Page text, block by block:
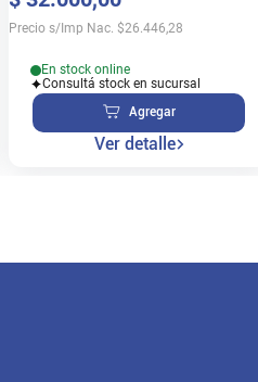
Precio s/Imp Nac. $26.446,28
En stock online
Consultá stock en sucursal
Agregar
Ver detalle